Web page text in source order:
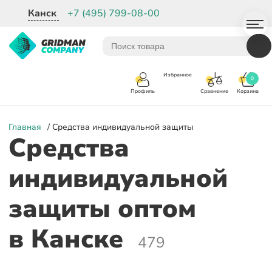
Канск +7 (495) 799-08-00
Профиль
Избранное
Сравнение Корзина
0
Главная / Средства индивидуальной защиты
Средства
индивидуальной
защиты оптом
в Канске
479